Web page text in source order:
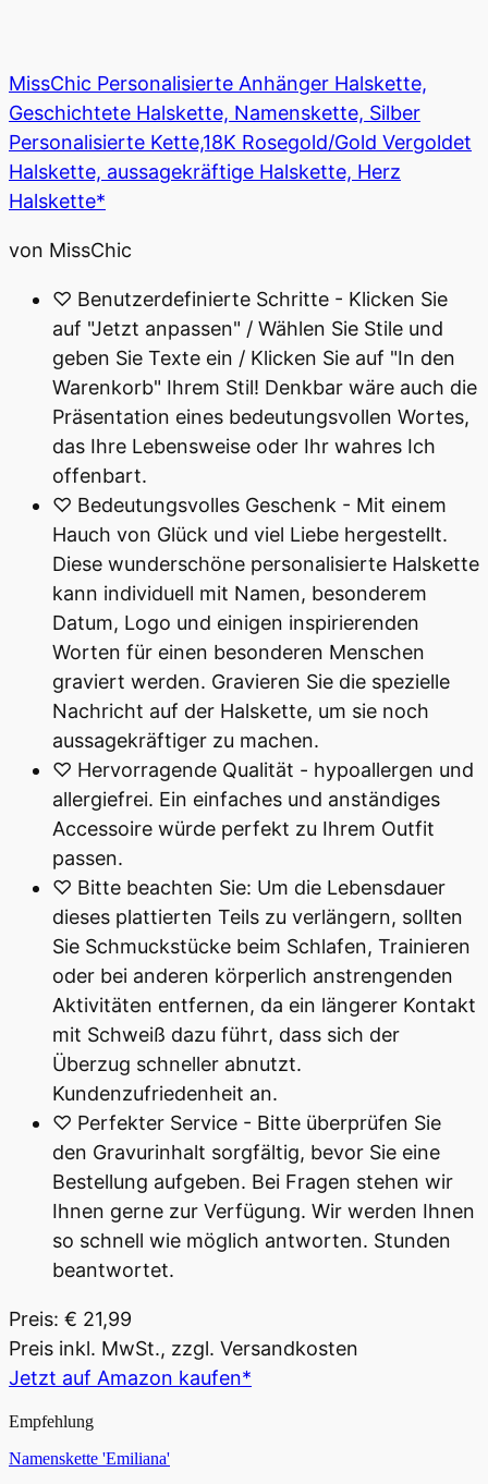
MissChic Personalisierte Anhänger Halskette,
Geschichtete Halskette, Namenskette, Silber
Personalisierte Kette,18K Rosegold/Gold Vergoldet
Halskette, aussagekräftige Halskette, Herz
Halskette*
von MissChic
♡ Benutzerdefinierte Schritte - Klicken Sie
auf "Jetzt anpassen" / Wählen Sie Stile und
geben Sie Texte ein / Klicken Sie auf "In den
Warenkorb" Ihrem Stil! Denkbar wäre auch die
Präsentation eines bedeutungsvollen Wortes,
das Ihre Lebensweise oder Ihr wahres Ich
offenbart.
♡ Bedeutungsvolles Geschenk - Mit einem
Hauch von Glück und viel Liebe hergestellt.
Diese wunderschöne personalisierte Halskette
kann individuell mit Namen, besonderem
Datum, Logo und einigen inspirierenden
Worten für einen besonderen Menschen
graviert werden. Gravieren Sie die spezielle
Nachricht auf der Halskette, um sie noch
aussagekräftiger zu machen.
♡ Hervorragende Qualität - hypoallergen und
allergiefrei. Ein einfaches und anständiges
Accessoire würde perfekt zu Ihrem Outfit
passen.
♡ Bitte beachten Sie: Um die Lebensdauer
dieses plattierten Teils zu verlängern, sollten
Sie Schmuckstücke beim Schlafen, Trainieren
oder bei anderen körperlich anstrengenden
Aktivitäten entfernen, da ein längerer Kontakt
mit Schweiß dazu führt, dass sich der
Überzug schneller abnutzt.
Kundenzufriedenheit an.
♡ Perfekter Service - Bitte überprüfen Sie
den Gravurinhalt sorgfältig, bevor Sie eine
Bestellung aufgeben. Bei Fragen stehen wir
Ihnen gerne zur Verfügung. Wir werden Ihnen
so schnell wie möglich antworten. Stunden
beantwortet.
Preis: € 21,99
Preis inkl. MwSt., zzgl. Versandkosten
Jetzt auf Amazon kaufen*
Empfehlung
Namenskette 'Emiliana'